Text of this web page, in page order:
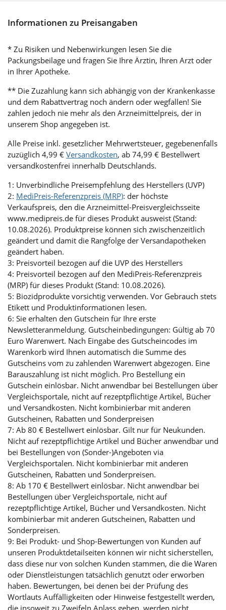
Informationen zu Preisangaben
* Zu Risiken und Nebenwirkungen lesen Sie die
Packungsbeilage und fragen Sie Ihre Ärztin, Ihren Arzt oder
in Ihrer Apotheke.
** Die Zuzahlung kann sich abhängig von der Krankenkasse
und dem Rabattvertrag noch ändern oder wegfallen! Sie
zahlen jedoch nie mehr als den Arzneimittelpreis, der in
unserem Shop angegeben ist.
Alle Preise inkl. gesetzlicher Mehrwertsteuer, gegebenenfalls
zuzüglich 4,99 € Versandkosten, ab 74,99 € Bestellwert
versandkostenfrei innerhalb Deutschlands.
1: Unverbindliche Preisempfehlung des Herstellers (UVP)
2: MediPreis-Referenzpreis (MRP): der höchste
Verkaufspreis, den die Arzneimittel-Preisvergleichsseite
www.medipreis.de für dieses Produkt ausweist (Stand:
10.08.2026). Produktpreise können sich zwischenzeitlich
geändert und damit die Rangfolge der Versandapotheken
geändert haben.
3: Preisvorteil bezogen auf die UVP des Herstellers
4: Preisvorteil bezogen auf den MediPreis-Referenzpreis
(MRP) für dieses Produkt (Stand: 10.08.2026).
5: Biozidprodukte vorsichtig verwenden. Vor Gebrauch stets
Etikett und Produktinformationen lesen.
6: Sie erhalten den Gutschein für Ihre erste
Newsletteranmeldung. Gutscheinbedingungen: Gültig ab 70
Euro Warenwert. Nach Eingabe des Gutscheincodes im
Warenkorb wird Ihnen automatisch die Summe des
Gutscheins vom zu zahlenden Warenwert abgezogen. Eine
Barauszahlung ist nicht möglich. Pro Bestellung ein
Gutschein einlösbar. Nicht anwendbar bei Bestellungen über
Vergleichsportale, nicht auf rezeptpflichtige Artikel, Bücher
und Versandkosten. Nicht kombinierbar mit anderen
Gutscheinen, Rabatten und Sonderpreisen
7: Ab 80 € Bestellwert einlösbar. Gilt nur für Neukunden.
Nicht auf rezeptpflichtige Artikel und Bücher anwendbar und
bei Bestellungen von (Sonder-)Angeboten via
Vergleichsportalen. Nicht kombinierbar mit anderen
Gutscheinen, Rabatten und Sonderpreisen.
8: Ab 170 € Bestellwert einlösbar. Nicht anwendbar bei
Bestellungen über Vergleichsportale, nicht auf
rezeptpflichtige Artikel, Bücher und Versandkosten. Nicht
kombinierbar mit anderen Gutscheinen, Rabatten und
Sonderpreisen.
9: Bei Produkt- und Shop-Bewertungen von Kunden auf
unseren Produktdetailseiten können wir nicht sicherstellen,
dass diese nur von solchen Kunden stammen, die die Waren
oder Dienstleistungen tatsächlich genutzt oder erworben
haben. Bewertungen, bei denen bei der Prüfung des
Wortlauts Auffälligkeiten oder Hinweise festgestellt werden,